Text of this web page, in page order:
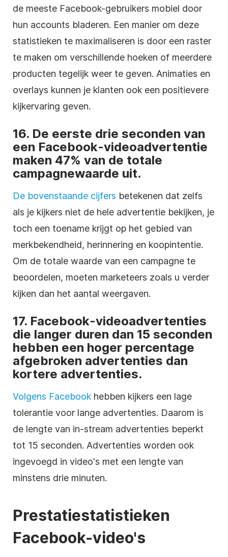
de meeste Facebook-gebruikers mobiel door
hun accounts bladeren. Een manier om deze
statistieken te maximaliseren is door een raster
te maken om verschillende hoeken of meerdere
producten tegelijk weer te geven. Animaties en
overlays kunnen je klanten ook een positievere
kijkervaring geven.
16. De eerste drie seconden van
een Facebook-videoadvertentie
maken 47% van de totale
campagnewaarde uit.
De bovenstaande cijfers betekenen dat zelfs
als je kijkers niet de hele advertentie bekijken, je
toch een toename krijgt op het gebied van
merkbekendheid, herinnering en koopintentie.
Om de totale waarde van een campagne te
beoordelen, moeten marketeers zoals u verder
kijken dan het aantal weergaven.
17. Facebook-videoadvertenties
die langer duren dan 15 seconden
hebben een hoger percentage
afgebroken advertenties dan
kortere advertenties.
Volgens Facebook hebben kijkers een lage
tolerantie voor lange advertenties. Daarom is
de lengte van in-stream advertenties beperkt
tot 15 seconden. Advertenties worden ook
ingevoegd in video's met een lengte van
minstens drie minuten.
Prestatiestatistieken
Facebook-video's